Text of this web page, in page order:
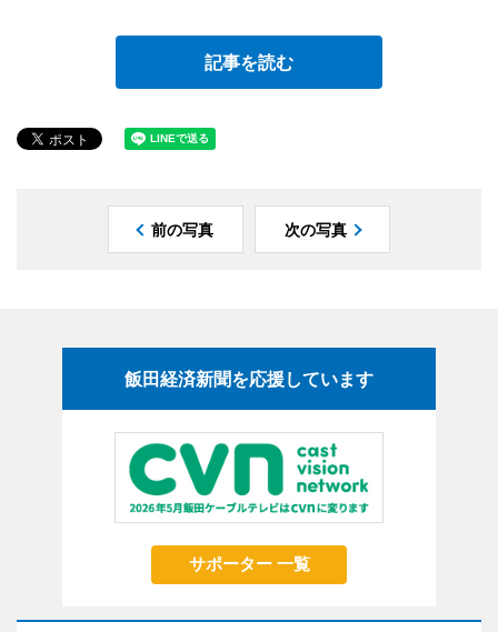
記事を読む
前の写真 次の写真
飯田経済新聞を応援しています
サポーター 一覧